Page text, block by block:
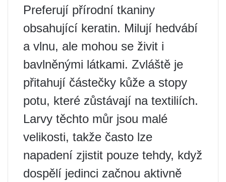
Preferují přírodní tkaniny
obsahující keratin. Milují hedvábí
a vlnu, ale mohou se živit i
bavlněnými látkami. Zvláště je
přitahují částečky kůže a stopy
potu, které zůstávají na textiliích.
Larvy těchto můr jsou malé
velikosti, takže často lze
napadení zjistit pouze tehdy, když
dospělí jedinci začnou aktivně